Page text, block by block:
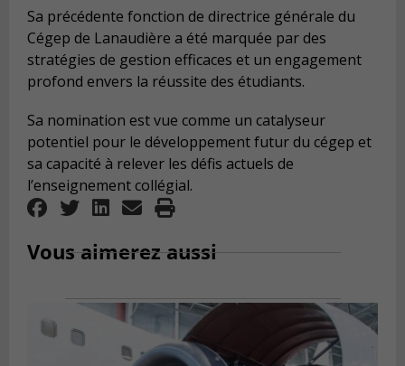
Sa précédente fonction de directrice générale du
Cégep de Lanaudière a été marquée par des
stratégies de gestion efficaces et un engagement
profond envers la réussite des étudiants.
Sa nomination est vue comme un catalyseur
potentiel pour le développement futur du cégep et
sa capacité à relever les défis actuels de
l’enseignement collégial.
Vous aimerez aussi